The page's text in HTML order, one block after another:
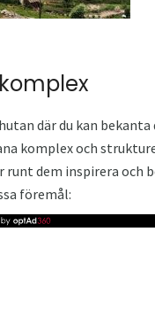
där du kan
komplex och
dem inspirera och
föremål: